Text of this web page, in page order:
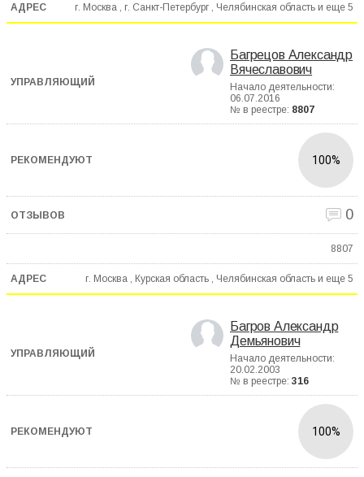
г. Москва , г. Санкт-Петербург , Челябинская область и еще 5
Багрецов Александр
Вячеславович
Начало деятельности:
06.07.2016
№ в реестре: 8807
100%
0
8807
г. Москва , Курская область , Челябинская область и еще 5
Багров Александр
Демьянович
Начало деятельности:
20.02.2003
№ в реестре: 316
100%